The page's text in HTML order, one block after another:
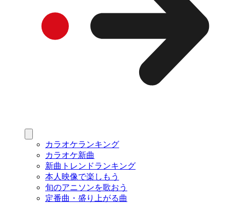
カラオケランキング
カラオケ新曲
新曲トレンドランキング
本人映像で楽しもう
旬のアニソンを歌おう
定番曲・盛り上がる曲